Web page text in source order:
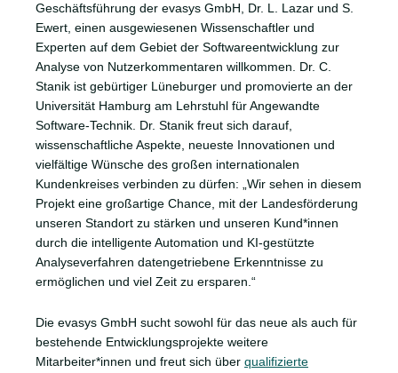
Geschäftsführung der evasys GmbH, Dr. L. Lazar und S.
Ewert, einen ausgewiesenen Wissenschaftler und
Experten auf dem Gebiet der Softwareentwicklung zur
Analyse von Nutzerkommentaren willkommen. Dr. C.
Stanik ist gebürtiger Lüneburger und promovierte an der
Universität Hamburg am Lehrstuhl für Angewandte
Software-Technik. Dr. Stanik freut sich darauf,
wissenschaftliche Aspekte, neueste Innovationen und
vielfältige Wünsche des großen internationalen
Kundenkreises verbinden zu dürfen: „Wir sehen in diesem
Projekt eine großartige Chance, mit der Landesförderung
unseren Standort zu stärken und unseren Kund*innen
durch die intelligente Automation und KI-gestützte
Analyseverfahren datengetriebene Erkenntnisse zu
ermöglichen und viel Zeit zu ersparen.“
Die evasys GmbH sucht sowohl für das neue als auch für
bestehende Entwicklungsprojekte weitere
Mitarbeiter*innen und freut sich über qualifizierte